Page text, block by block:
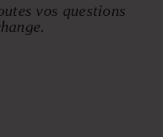
vos questions